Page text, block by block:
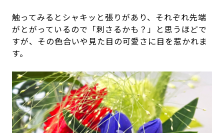
触ってみるとシャキッと張りがあり、それぞれ先端
がとがっているので「刺さるかも？」と思うほどで
すが、その色合いや見た目の可愛さに目を惹かれま
す。